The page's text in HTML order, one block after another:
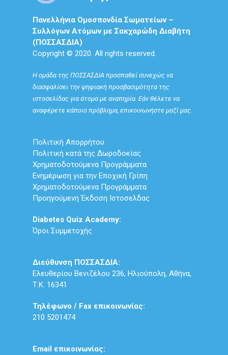
Πανελλήνια Ομοσπονδία Σωματείων –
Συλλόγων Ατόμων με Σακχαρώδη Διαβήτη
(ΠΟΣΣΑΣΔΙΑ)
Copyright © 2020. All rights reserved.
Η ομάδα της ΠΟΣΣΑΣΔΙΑ προσπαθεί συνεχώς να
διασφαλίσει την ψηφιακή προσβασιμότητα της
ιστοσελίδας για άτομα με αναπηρία. Εάν θέλετε να
αναφέρετε κάποιο πρόβλημα, επικοινωνήστε μαζί μας.
Πολιτική Απορρήτου
Πολιτική κατά της Δωροδοκίας
Χρηματοδοτούμενα Προγράμματα
Ενημέρωση για την Εποχική Γρίπη
Χρηματοδοτούμενα Προγράμματα
Προηγούμενη Έκδοση Ιστοσελδας
Diabetes Quiz Academy:
Όροι Συμμετοχής
Διεύθυνση ΠΟΣΣΑΣΔΙΑ:
Ελευθερίου Βενιζέλου 236, Ηλιούπολη, Αθήνα,
Τ.Κ. 16341
Τηλέφωνο / Fax επικοινωνίας:
210 5201474
Email επικοινωνίας: